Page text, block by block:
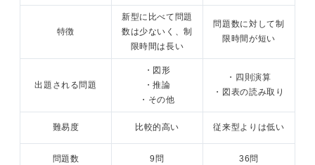
特徴
新型に比べて問題
数は少ないく、制
限時間は長い
問題数に対して制
限時間が短い
出題される問題
・図形
・推論
・その他
・四則演算
・図表の読み取り
難易度 比較的高い 従来型よりは低い
問題数 9問 36問